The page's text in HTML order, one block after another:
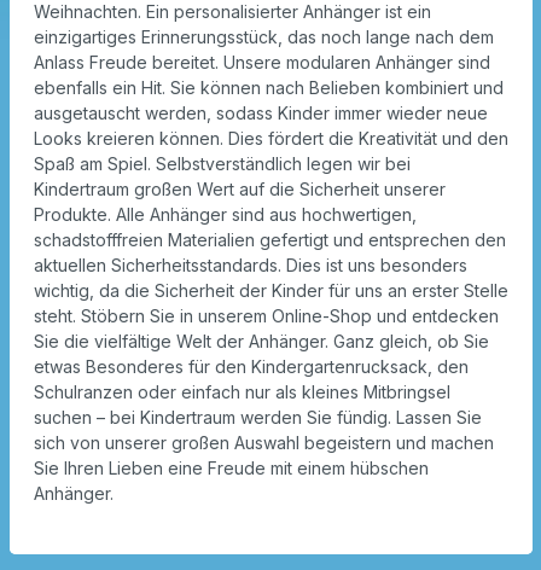
Weihnachten. Ein personalisierter Anhänger ist ein
einzigartiges Erinnerungsstück, das noch lange nach dem
Anlass Freude bereitet. Unsere modularen Anhänger sind
ebenfalls ein Hit. Sie können nach Belieben kombiniert und
ausgetauscht werden, sodass Kinder immer wieder neue
Looks kreieren können. Dies fördert die Kreativität und den
Spaß am Spiel. Selbstverständlich legen wir bei
Kindertraum großen Wert auf die Sicherheit unserer
Produkte. Alle Anhänger sind aus hochwertigen,
schadstofffreien Materialien gefertigt und entsprechen den
aktuellen Sicherheitsstandards. Dies ist uns besonders
wichtig, da die Sicherheit der Kinder für uns an erster Stelle
steht. Stöbern Sie in unserem Online-Shop und entdecken
Sie die vielfältige Welt der Anhänger. Ganz gleich, ob Sie
etwas Besonderes für den Kindergartenrucksack, den
Schulranzen oder einfach nur als kleines Mitbringsel
suchen – bei Kindertraum werden Sie fündig. Lassen Sie
sich von unserer großen Auswahl begeistern und machen
Sie Ihren Lieben eine Freude mit einem hübschen
Anhänger.